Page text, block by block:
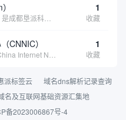
1
收藏
CNNIC） 1
收藏
派标签云
域名dns解析记录查询
名及互联网基础资源汇集地
备2023006867号-4